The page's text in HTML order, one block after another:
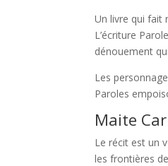
Un livre qui fait
L’écriture
dénouement
Les
Paroles
Maite
Le récit est un
les frontières